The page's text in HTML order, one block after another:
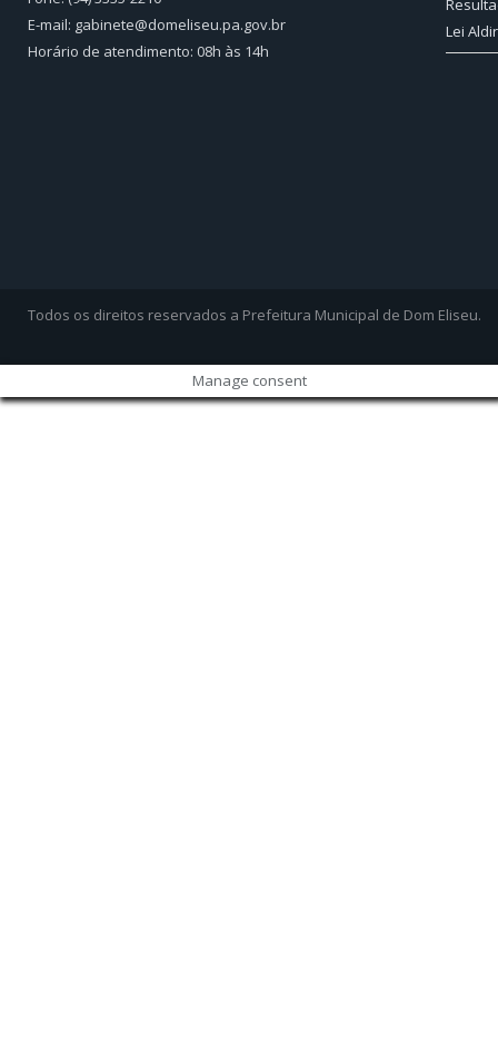
E-mail: gabinete@domeliseu.pa.gov.br
Horário de atendimento: 08h às 14h
Lei
Todos os direitos reservados a Prefeitura Municipal de Dom Eliseu.
Manage consent